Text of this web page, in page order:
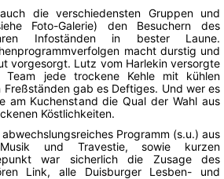
die verschiedensten Gruppen und
Foto-Galerie) den Besuchern des
Infoständen in bester Laune.
macht durstig und
vorgesorgt. Lutz vom Harlekin versorgte
Team jede trockene Kehle mit kühlen
Freßständen gab es Deftiges. Und wer es
am Kuchenstand die Qual der Wahl aus
Köstlichkeiten.
Programm (s.u.) aus
und Travestie, sowie kurzen
war sicherlich die Zusage des
Link, alle Duisburger Lesben- und